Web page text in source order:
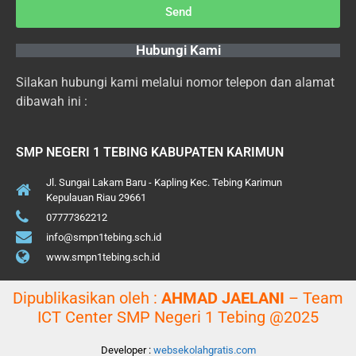
Send
Hubungi Kami
Silakan hubungi kami melalui nomor telepon dan alamat
dibawah ini :
SMP NEGERI 1 TEBING KABUPATEN KARIMUN
Jl. Sungai Lakam Baru - Kapling Kec. Tebing Karimun
Kepulauan Riau 29661
07777362212
info@smpn1tebing.sch.id
www.smpn1tebing.sch.id
Dipublikasikan oleh : AHMAD JAELANI – Team
ICT Center SMP Negeri 1 Tebing @2025
Developer : websekolahgratis.com